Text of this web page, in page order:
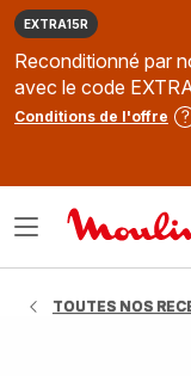
EXTRA15R
Reconditionné par
avec le code
Conditions de l'offre
Ouvrir
TOUTES NOS